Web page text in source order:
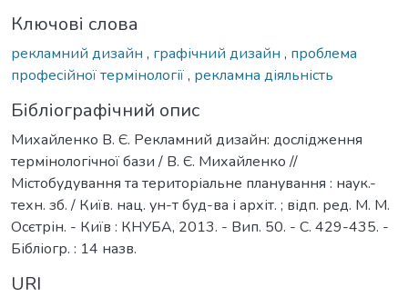
Ключові слова
рекламний дизайн , графічний дизайн , проблема
професійної термінології, рекламна діяльність
Бібліографічний опис
Михайленко В. Є. Рекламний дизайн: дослідження
термінологічної бази / В. Є. Михайленко //
Містобудування та територіальне планування : наук.-
техн. зб. / Київ. нац. ун-т буд-ва і архіт. ; відп. ред. М. М.
Осєтрін. - Київ : КНУБА, 2013. - Вип. 50. - С. 429-435. -
Бібліогр. : 14 назв.
URI